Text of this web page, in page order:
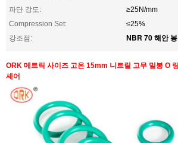
파단 강도:
≥25N/mm
Compression Set:
≤25%
강조점:
NBR 70 해안
ORK 메트릭 사이즈 고온 15mm 니트릴 고무 밀봉 O
셰어